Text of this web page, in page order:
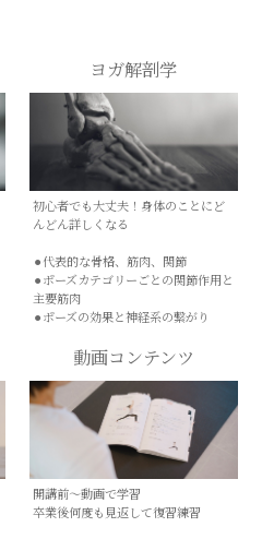
ヨガ解剖学
初心者でも大丈夫！身体のことにど
んどん詳しくなる
⚫︎代表的な骨格、筋肉、関節
⚫︎ポーズカテゴリーごとの関節作用と
主要筋肉
⚫︎ポーズの効果と神経系の繋がり
動画コンテンツ
開講前〜動画で学習
卒業後何度も見返して復習練習